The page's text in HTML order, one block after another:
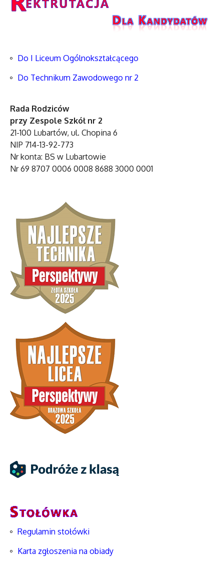
Do I Liceum Ogólnokształcącego
Do Technikum Zawodowego nr 2
Rada Rodziców
przy Zespole Szkół nr 2
21-100 Lubartów, ul. Chopina 6
NIP 714-13-92-773
Nr konta: BS w Lubartowie
Nr 69 8707 0006 0008 8688 3000 0001
Regulamin stołówki
Karta zgłoszenia na obiady